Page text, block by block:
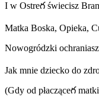
I w Ostreగ świecisz
Matka Boska, Opieka,
Nowogróǳki
Jak mnie ǳiecko do
(Gdy od płacząceగ